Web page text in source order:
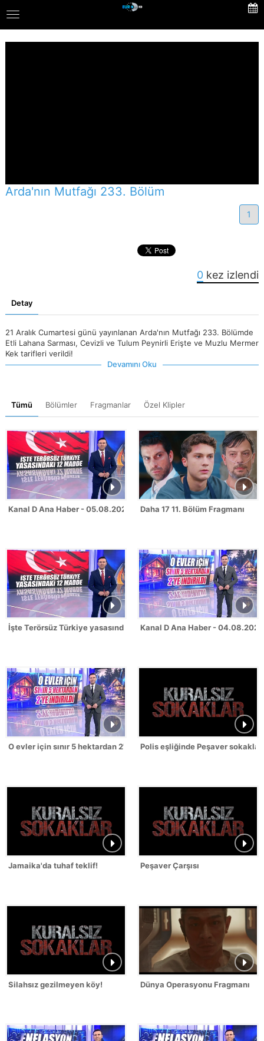
to
main
content
Toggle
navigation
Arda'nın Mutfağı 233. Bölüm
1
0 kez izlendi
Detay
21 Aralık Cumartesi günü yayınlanan Arda'nın Mutfağı 233. Bölümde
Etli Lahana Sarması, Cevizli ve Tulum Peynirli Erişte ve Muzlu Mermer
Kek tarifleri verildi!
Devamını Oku
Tümü Bölümler Fragmanlar Özel Klipler
Kanal D Ana Haber - 05.08.2026 Daha 17 11. Bölüm Fragmanı
İşte Terörsüz Türkiye yasasındaki 12 madde!Kanal D Ana Haber - 04.08.2026
O evler için sınır 5 hektardan 2'ye indirildi!Polis eşliğinde Peşaver
Jamaika'da tuhaf teklif! Peşaver Çarşısı
Silahsız gezilmeyen köy! Dünya Operasyonu Fragmanı